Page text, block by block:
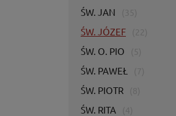
ŚW. JAN
ŚW. JÓZEF
ŚW. O. PIO
ŚW. PAWEŁ
ŚW. PIOTR
ŚW. RITA